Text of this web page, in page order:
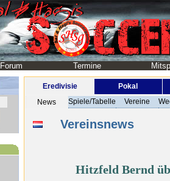
Forum Termine
Eredivisie
Pokal
News
Spiele/Tabelle Vereine
Vereinsnews
Hitzfeld Bernd